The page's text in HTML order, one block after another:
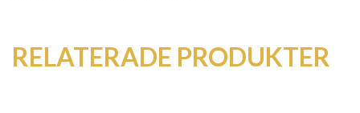
RELATERADE PRODUKTER